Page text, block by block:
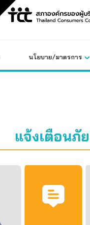
นโยบาย/มาตรการ
แจ้งเตือนภัย